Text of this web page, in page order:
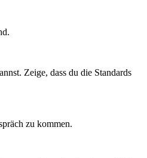
Zeige, dass du die Standards
zu kommen.